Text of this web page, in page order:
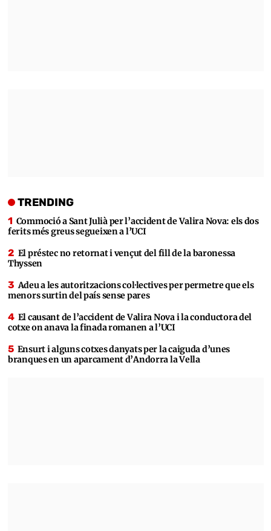
TRENDING
Commoció a Sant Julià per l’accident de Valira Nova: els dos
ferits més greus segueixen a l’UCI
El préstec no retornat i vençut del fill de la baronessa
Thyssen
Adeu a les autoritzacions col·lectives per permetre que els
menors surtin del país sense pares
El causant de l’accident de Valira Nova i la conductora del
cotxe on anava la finada romanen a l’UCI
Ensurt i alguns cotxes danyats per la caiguda d’unes
branques en un aparcament d’Andorra la Vella